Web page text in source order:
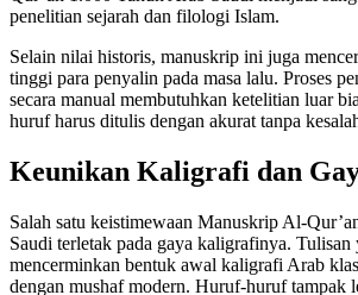
penelitian sejarah dan filologi Islam.
Selain nilai historis, manuskrip ini juga
tinggi para penyalin pada masa lalu. Proses
secara manual membutuhkan ketelitian luar
huruf harus ditulis dengan akurat tanpa
Keunikan Kaligrafi dan
Salah satu keistimewaan Manuskrip Al-
Saudi terletak pada gaya kaligrafinya. Tulisan
mencerminkan bentuk awal kaligrafi Arab
dengan mushaf modern. Huruf-huruf tampak